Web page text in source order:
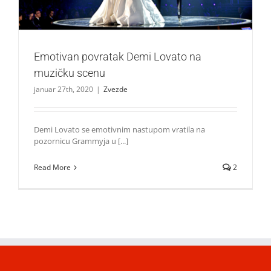
Emotivan povratak Demi Lovato na
muzičku scenu
januar 27th, 2020 | Zvezde
Demi Lovato se emotivnim nastupom vratila na
pozornicu Grammyja u [...]
Read More 2